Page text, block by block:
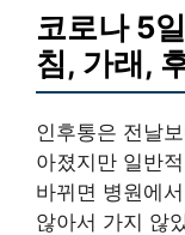
코로나 5
침, 가래,
인후통은 전날
아졌지만 일반
바뀌면 병원에
않아서 가지 않